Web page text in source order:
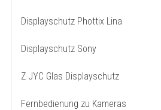
Displayschutz Phottix Lina
Displayschutz Sony
Z JYC Glas Displayschutz
Fernbedienung zu Kameras